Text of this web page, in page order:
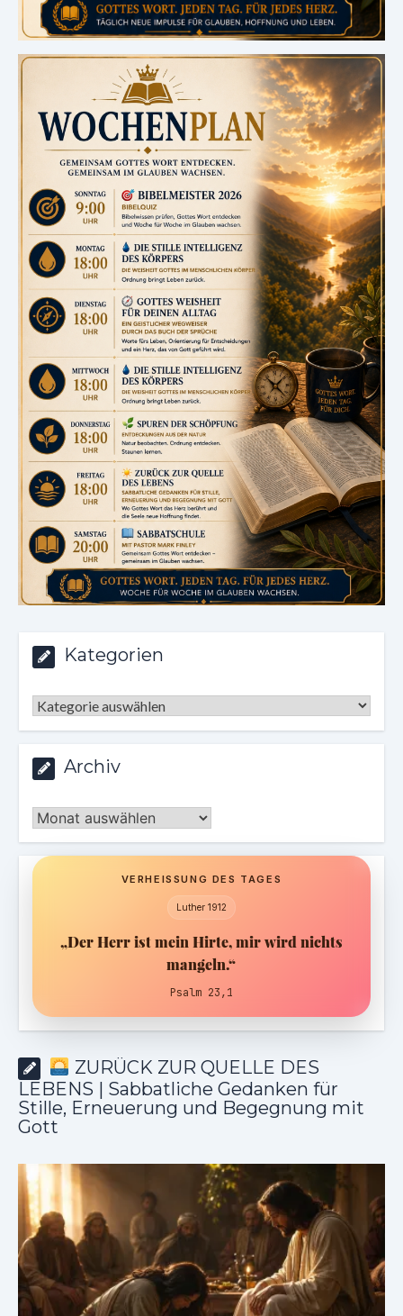
Kategorien
Kategorien
Archiv
Archiv
VERHEISSUNG DES TAGES
Luther 1912
„Der Herr ist mein Hirte, mir wird nichts
mangeln.“
Psalm 23,1
ZURÜCK ZUR QUELLE DES
LEBENS | Sabbatliche Gedanken für
Stille, Erneuerung und Begegnung mit
Gott